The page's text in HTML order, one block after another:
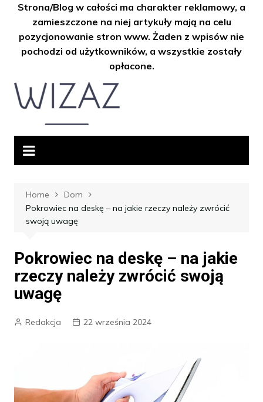
Strona/Blog w całości ma charakter reklamowy, a
zamieszczone na niej artykuły mają na celu
pozycjonowanie stron www. Żaden z wpisów nie
pochodzi od użytkowników, a wszystkie zostały
opłacone.
Skip
content
Home
Dom
Pokrowiec na deskę – na jakie rzeczy należy zwrócić
swoją uwagę
Pokrowiec na deskę – na jakie
rzeczy należy zwrócić swoją
uwagę
Redakcja 22 września 2024